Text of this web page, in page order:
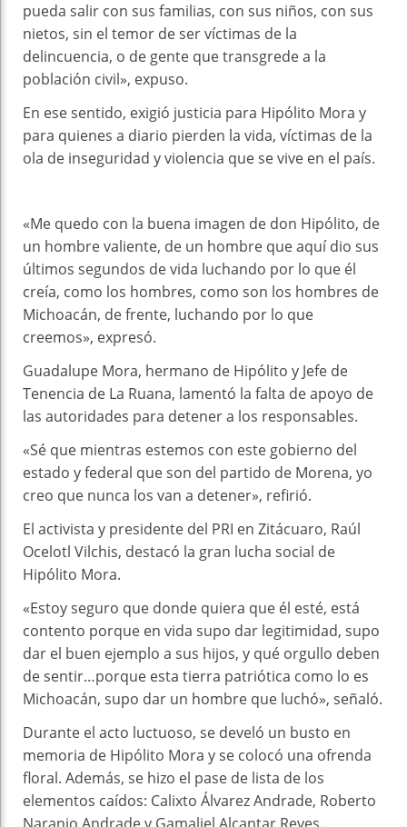
pueda salir con sus familias, con sus niños, con sus
nietos, sin el temor de ser víctimas de la
delincuencia, o de gente que transgrede a la
población civil», expuso.
En ese sentido, exigió justicia para Hipólito Mora y
para quienes a diario pierden la vida, víctimas de la
ola de inseguridad y violencia que se vive en el país.
«Me quedo con la buena imagen de don Hipólito, de
un hombre valiente, de un hombre que aquí dio sus
últimos segundos de vida luchando por lo que él
creía, como los hombres, como son los hombres de
Michoacán, de frente, luchando por lo que
creemos», expresó.
Guadalupe Mora, hermano de Hipólito y Jefe de
Tenencia de La Ruana, lamentó la falta de apoyo de
las autoridades para detener a los responsables.
«Sé que mientras estemos con este gobierno del
estado y federal que son del partido de Morena, yo
creo que nunca los van a detener», refirió.
El activista y presidente del PRI en Zitácuaro, Raúl
Ocelotl Vilchis, destacó la gran lucha social de
Hipólito Mora.
«Estoy seguro que donde quiera que él esté, está
contento porque en vida supo dar legitimidad, supo
dar el buen ejemplo a sus hijos, y qué orgullo deben
de sentir…porque esta tierra patriótica como lo es
Michoacán, supo dar un hombre que luchó», señaló.
Durante el acto luctuoso, se develó un busto en
memoria de Hipólito Mora y se colocó una ofrenda
floral. Además, se hizo el pase de lista de los
elementos caídos: Calixto Álvarez Andrade, Roberto